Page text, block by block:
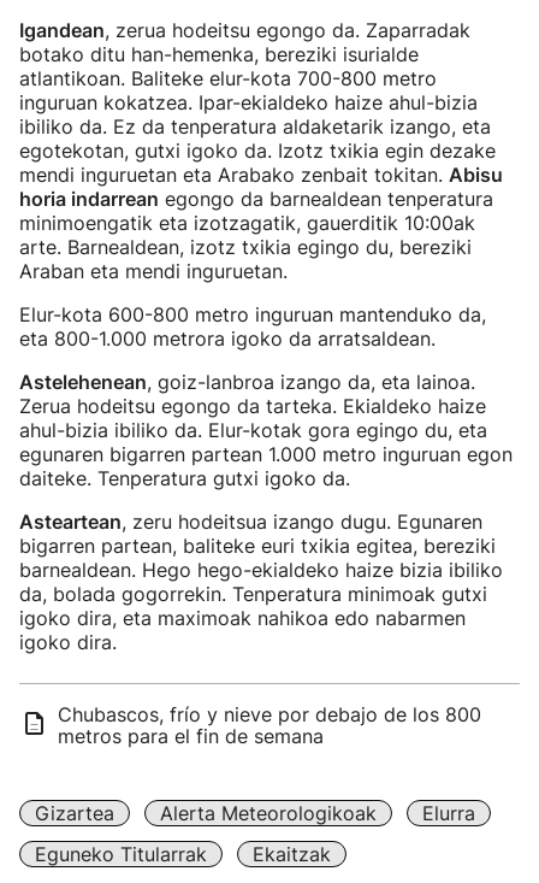
Igandean, zerua hodeitsu egongo da. Zaparradak
botako ditu han-hemenka, bereziki isurialde
atlantikoan. Baliteke elur-kota 700-800 metro
inguruan kokatzea. Ipar-ekialdeko haize ahul-bizia
ibiliko da. Ez da tenperatura aldaketarik izango, eta
egotekotan, gutxi igoko da. Izotz txikia egin dezake
mendi inguruetan eta Arabako zenbait tokitan. Abisu
horia indarrean egongo da barnealdean tenperatura
minimoengatik eta izotzagatik, gauerditik 10:00ak
arte. Barnealdean, izotz txikia egingo du, bereziki
Araban eta mendi inguruetan.
Elur-kota 600-800 metro inguruan mantenduko da,
eta 800-1.000 metrora igoko da arratsaldean.
Astelehenean, goiz-lanbroa izango da, eta lainoa.
Zerua hodeitsu egongo da tarteka. Ekialdeko haize
ahul-bizia ibiliko da. Elur-kotak gora egingo du, eta
egunaren bigarren partean 1.000 metro inguruan egon
daiteke. Tenperatura gutxi igoko da.
Asteartean, zeru hodeitsua izango dugu. Egunaren
bigarren partean, baliteke euri txikia egitea, bereziki
barnealdean. Hego hego-ekialdeko haize bizia ibiliko
da, bolada gogorrekin. Tenperatura minimoak gutxi
igoko dira, eta maximoak nahikoa edo nabarmen
igoko dira.
Chubascos, frío y nieve por debajo de los 800
metros para el fin de semana
Gizartea Alerta Meteorologikoak
Elurra
Eguneko Titularrak
Ekaitzak